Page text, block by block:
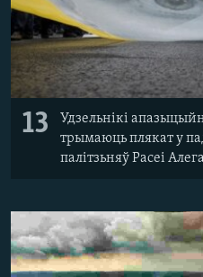
13
Удзельнікі
трымаюць плякат у
палітзьняў Расеі